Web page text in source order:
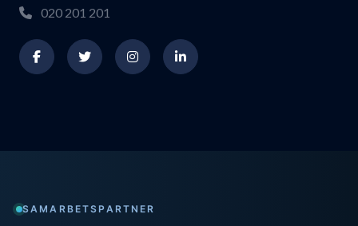
020 201 201
SAMARBETSPARTNER